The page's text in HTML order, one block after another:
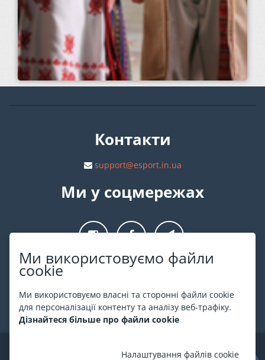
Ми використовуємо файли
cookie
Ми використовуємо власні та сторонні файли cookie
для персоналізації контенту та аналізу веб-трафіку.
Дізнайтеся більше про файли cookie
Налаштування файлів cookie
Контакти
support@esport.in.ua
Ми у соцмережах
Про ESPORT .in.ua
На ESPORT.in.ua представлена афіша Києва та інших міст
України. Всі квитки продаються офіційно. Ми працюємо
безпосередньо з касами.